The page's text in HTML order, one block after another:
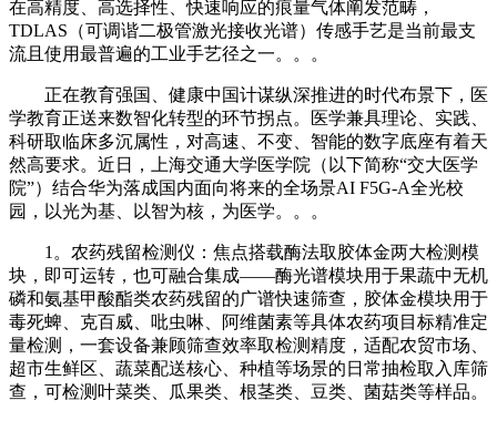
在高精度、高选择性、快速响应的痕量气体阐发范畴，
TDLAS（可调谐二极管激光接收光谱）传感手艺是当前最支
流且使用最普遍的工业手艺径之一。。。
正在教育强国、健康中国计谋纵深推进的时代布景下，医
学教育正送来数智化转型的环节拐点。医学兼具理论、实践、
科研取临床多沉属性，对高速、不变、智能的数字底座有着天
然高要求。近日，上海交通大学医学院（以下简称“交大医学
院”）结合华为落成国内面向将来的全场景AI F5G-A全光校
园，以光为基、以智为核，为医学。。。
1。农药残留检测仪：焦点搭载酶法取胶体金两大检测模
块，即可运转，也可融合集成——酶光谱模块用于果蔬中无机
磷和氨基甲酸酯类农药残留的广谱快速筛查，胶体金模块用于
毒死蜱、克百威、吡虫啉、阿维菌素等具体农药项目标精准定
量检测，一套设备兼顾筛查效率取检测精度，适配农贸市场、
超市生鲜区、蔬菜配送核心、种植等场景的日常抽检取入库筛
查，可检测叶菜类、瓜果类、根茎类、豆类、菌菇类等样品。